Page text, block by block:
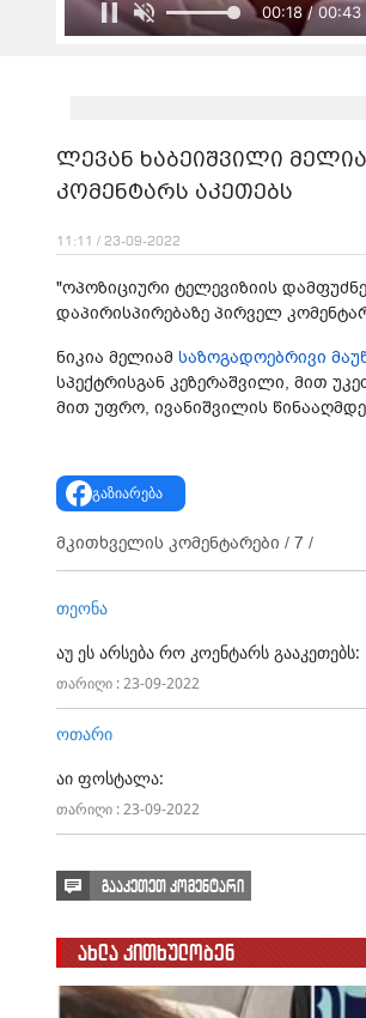
00:20 / 00:43
ლევან ხაბეიშვილი
კომენტარს აკეთებს
11:11 / 23-09-2022
"ოპოზიციური ტელევიზიის
დაპირისპირებაზე პირველ
ნიკია მელიამ საზოგადოებრივი
სპექტრისგან კეზერაშვილი, მით
მით უფრო, ივანიშვილის
გაზიარება
მკითხველის კომენტარები / 7 /
თეონა
აუ ეს არსება რო კოენტარს გააკეთებს:
თარიღი : 23-09-2022
ოთარი
აი ფოსტალა:
თარიღი : 23-09-2022
გააკეთეთ კომენტარი
ახლა კითხულობენ